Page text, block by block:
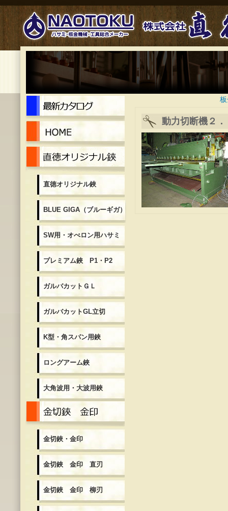
直徳オリジナル鋏
直徳オリジナル鋏
BLUE GIGA（ブルーギガ）
SW用・オべロン用ハサミ
プレミアム鋏 P1・P2
ガルバカットＧＬ
ガルバカットGL立切
K型・角スパン用鋏
ロングアーム鋏
大角波用・大波用鋏
金切鋏・金印
金切鋏 金印 直刃
金切鋏 金印 柳刃
動力切断機２